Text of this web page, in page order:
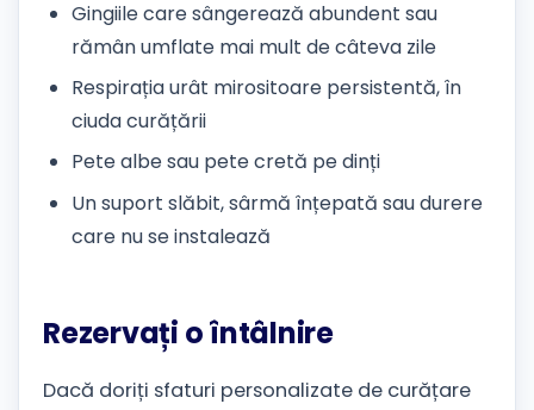
Gingiile care sângerează abundent sau
rămân umflate mai mult de câteva zile
Respirația urât mirositoare persistentă, în
ciuda curățării
Pete albe sau pete cretă pe dinți
Un suport slăbit, sârmă înțepată sau durere
care nu se instalează
Rezervați o întâlnire
Dacă doriți sfaturi personalizate de curățare